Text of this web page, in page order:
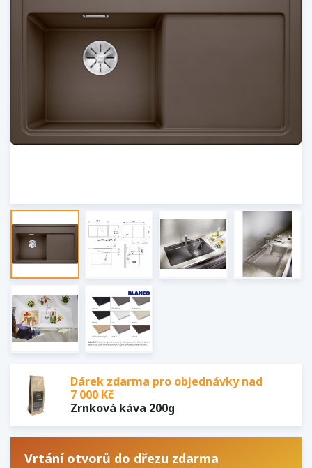
Dárek zdarma pro objednávky nad
7 000 Kč
Zrnková káva 200g
Vrtání otvorů do dřezu zdarma